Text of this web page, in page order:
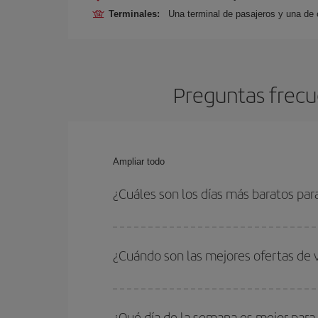
Terminales: Una terminal de pasajeros y una de
Preguntas
Ampliar todo
¿Cuáles son los días más baratos
quieres ir y en qué fechas habías pensado
para que puedas encontrar la mejor oferta.
¿Cuándo son las mejores ofertas de
periodos de vacaciones escolares son